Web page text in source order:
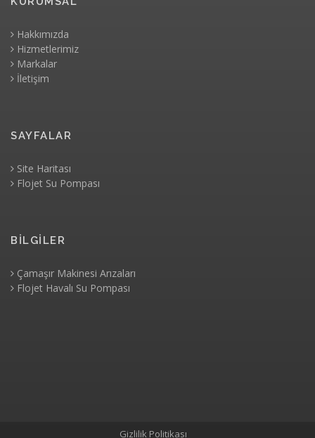
Hakkımızda
Hizmetlerimiz
Markalar
İletişim
SAYFALAR
Site Haritası
Flojet Su Pompası
BİLGİLER
Çamaşır Makinesi Arızaları
Flojet Havalı Su Pompası
Gizlilik Politikası